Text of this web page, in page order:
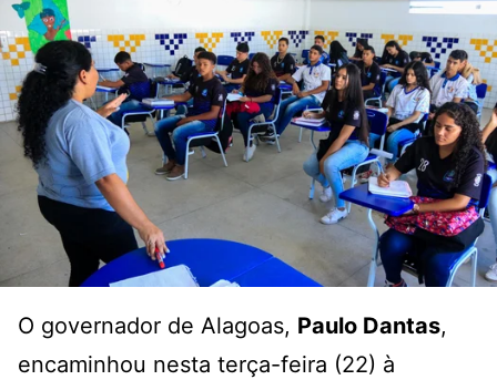
O governador de Alagoas, Paulo Dantas,
encaminhou nesta terça-feira (22) à